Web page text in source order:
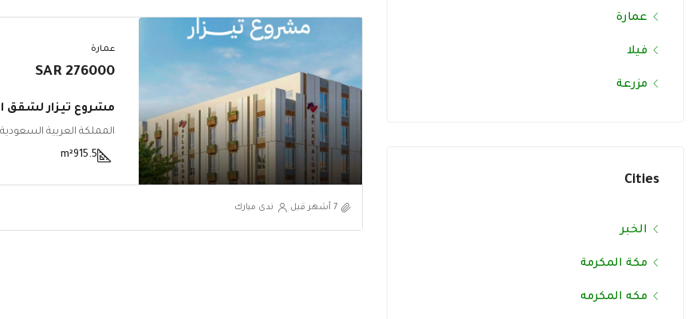
عمارة
276000 SAR
مشروع تيزار لشقق
915.5
m²
‏7 أشهر قبل ندى مبارك
عمارة
فيلا
مزرعة
Cities
الخبر
مكة المكرمة
مكه المكرمه